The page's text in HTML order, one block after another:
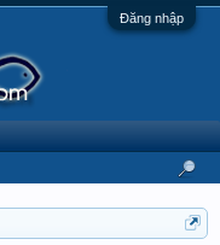
Đăng nhập